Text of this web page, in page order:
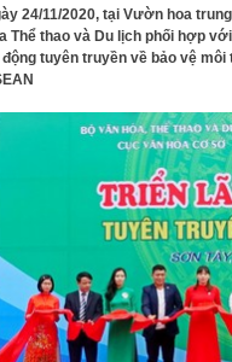
24/11/2020, tại Vườn hoa
Thể thao và Du lịch phối hợp
tuyên truyền về bảo vệ